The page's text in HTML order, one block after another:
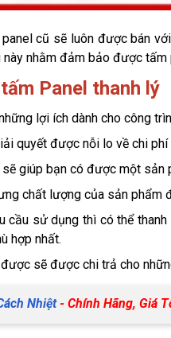
cũ sẽ luôn được bán
nhằm đảm bảo được
Panel thanh lý
lợi ích dành cho công
quyết được nỗi lo về chi
giúp bạn có được một sản
chất lượng của sản phẩm
cầu sử dụng thì có thể
hợp nhất.
sẽ được chi trả cho
Nhiệt - Chính Hãng, Giá